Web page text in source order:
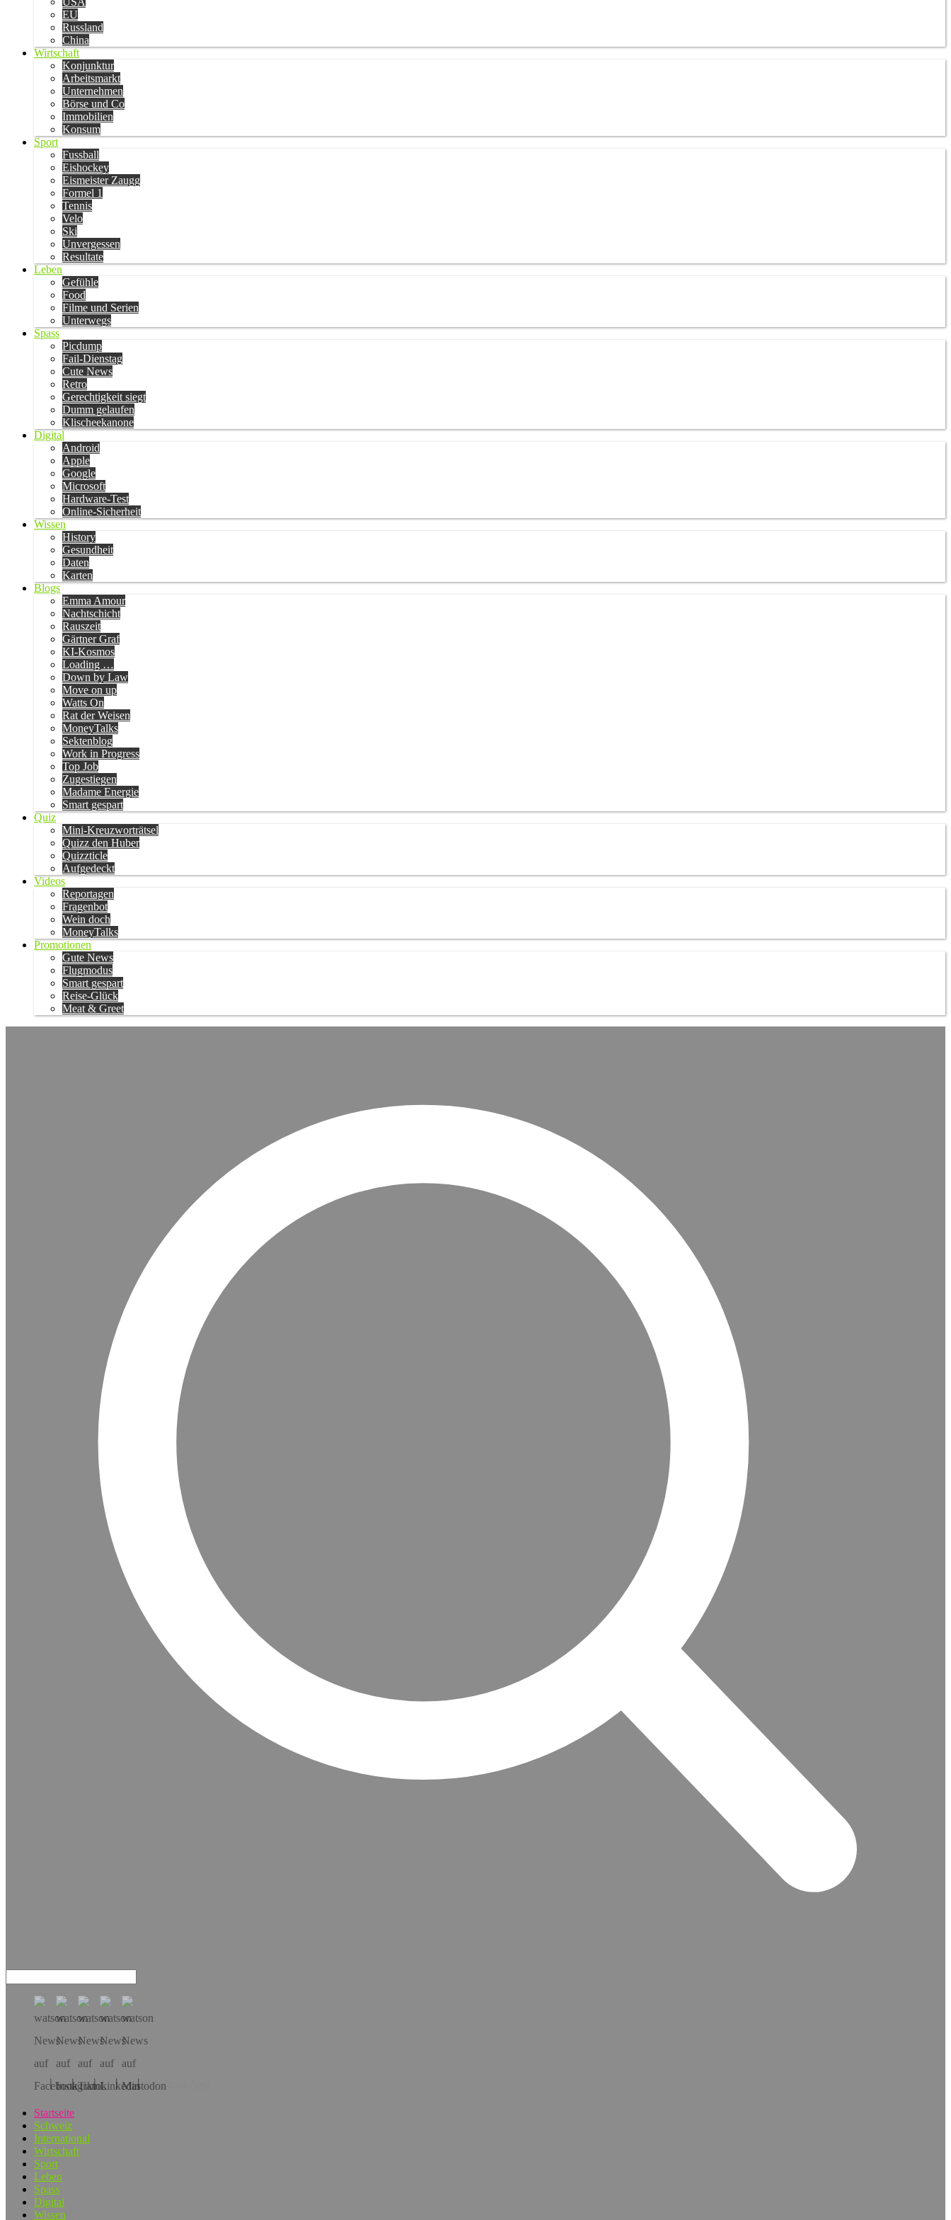
EU
Russland
China
Wirtschaft
Konjunktur
Arbeitsmarkt
Unternehmen
Börse und Co
Immobilien
Konsum
Sport
Fussball
Eishockey
Eismeister Zaugg
Formel 1
Tennis
Velo
Ski
Unvergessen
Resultate
Leben
Gefühle
Food
Filme und Serien
Unterwegs
Spass
Picdump
Fail-Dienstag
Cute News
Retro
Gerechtigkeit siegt
Dumm gelaufen
Klischeekanone
Digital
Android
Apple
Google
Microsoft
Hardware-Test
Online-Sicherheit
Wissen
History
Gesundheit
Daten
Karten
Blogs
Emma Amour
Nachtschicht
Rauszeit
Gärtner Graf
KI-Kosmos
Loading …
Down by Law
Move on up
Watts On
Rat der Weisen
MoneyTalks
Sektenblog
Work in Progress
Top Job
Zugestiegen
Madame Energie
Smart gespart
Quiz
Mini-Kreuzworträtsel
Quizz den Huber
Quizzticle
Aufgedeckt
Videos
Reportagen
Fragenbot
Wein doch
MoneyTalks
Promotionen
Gute News
Flugmodus
Smart gespart
Reise-Glück
Meat & Greet
Hol dir die App!
Startseite
Schweiz
International
Wirtschaft
Sport
Leben
Spass
Digital
Wissen